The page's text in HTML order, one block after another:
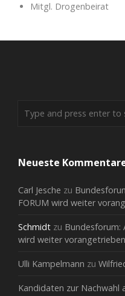
Mitgl. Drogenbeirat
Neueste
Carl Jesche zu
FORUM wird weiter
Schmidt zu Bundesforum:
wird weiter vorangetrieben
Ulli Kampelmann zu
Kandidaten zur Nachwahl